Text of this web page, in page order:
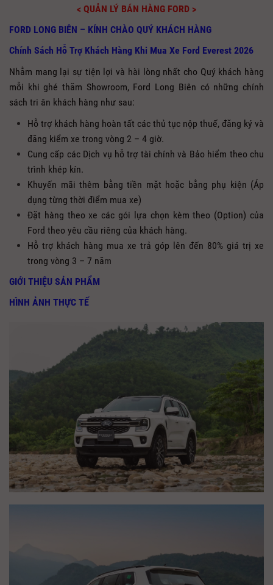
< QUẢN LÝ BÁN HÀNG FORD >
FORD LONG BIÊN – KÍNH CHÀO QUÝ KHÁCH HÀNG
Chính Sách Hỗ Trợ Khách Hàng Khi Mua Xe Ford Everest 2026
Nhằm mang lại sự tiện lợi và hài lòng nhất cho Quý khách hàng
mỗi khi ghé thăm Showroom, Ford Long Biên có những chính
sách tri ân khách hàng như sau:
Hỗ trợ khách hàng hoàn tất các thủ tục nộp thuế, đăng ký và
đăng kiểm xe trong vòng 2 – 4 giờ.
Cung cấp các Dịch vụ hỗ trợ tài chính và Bảo hiểm theo chu
trình khép kín.
Khuyến mãi thêm bằng tiền mặt hoặc bằng phụ kiện (Áp
dụng từng thời điểm mua xe)
Đặt hàng theo xe các gói lựa chọn kèm theo (Option) của
Ford theo yêu cầu riêng của khách hàng.
Hỗ trợ khách hàng mua xe trả góp lên đến 80% giá trị xe
trong vòng 3 – 7 năm
GIỚI THIỆU SẢN PHẨM
HÌNH ẢNH THỰC TẾ